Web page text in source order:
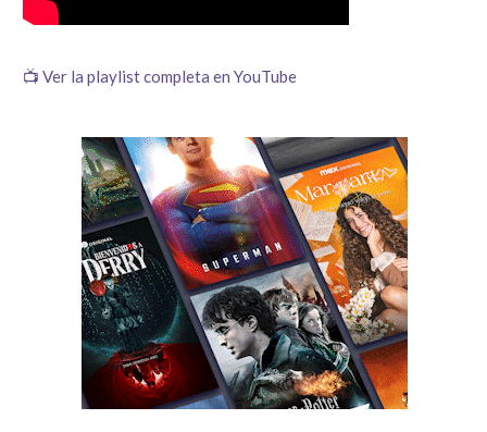
📺 Ver la playlist completa en YouTube